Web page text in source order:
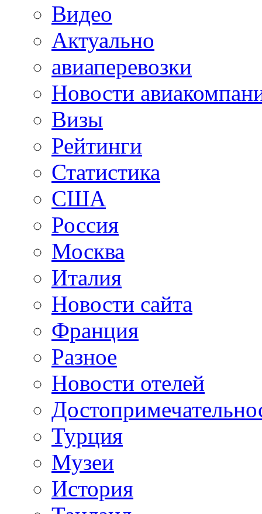
Видео
Актуально
авиаперевозки
Новости
Визы
Рейтинги
Статистика
США
Россия
Москва
Италия
Новости сайта
Франция
Разное
Новости отелей
Турция
Музеи
История